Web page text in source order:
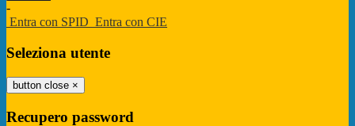
-
Entra con SPID Entra con CIE
Seleziona utente
button close ×
Recupero password